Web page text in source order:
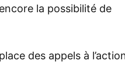
la possibilité de
des appels à